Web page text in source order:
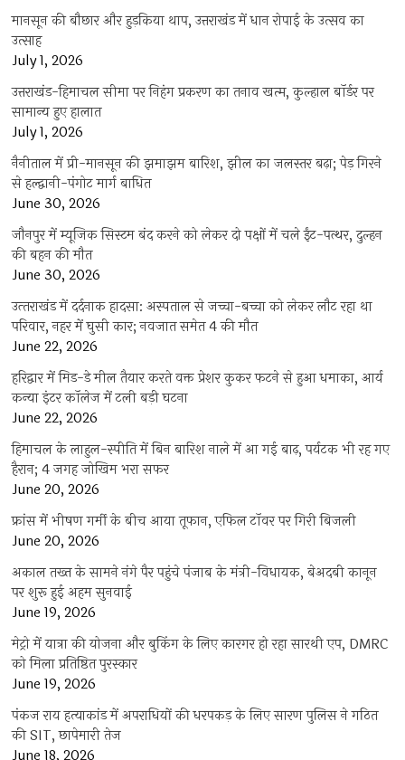
मानसून की बौछार और हुड़किया थाप, उत्तराखंड में धान रोपाई के उत्सव का
उत्साह
July 1, 2026
उत्तराखंड-हिमाचल सीमा पर निहंग प्रकरण का तनाव खत्म, कुल्हाल बॉर्डर पर
सामान्य हुए हालात
July 1, 2026
नैनीताल में प्री-मानसून की झमाझम बारिश, झील का जलस्तर बढ़ा; पेड़ गिरने
से हल्द्वानी-पंगोट मार्ग बाधित
June 30, 2026
जौनपुर में म्यूजिक सिस्टम बंद करने को लेकर दो पक्षों में चले ईंट-पत्थर, दुल्हन
की बहन की मौत
June 30, 2026
उत्‍तराखंड में दर्दनाक हादसा: अस्पताल से जच्चा-बच्चा को लेकर लौट रहा था
परिवार, नहर में घुसी कार; नवजात समेत 4 की मौत
June 22, 2026
हरिद्वार में मिड-डे मील तैयार करते वक्त प्रेशर कुकर फटने से हुआ धमाका, आर्य
कन्या इंटर कॉलेज में टली बड़ी घटना
June 22, 2026
हिमाचल के लाहुल-स्पीति में बिन बारिश नाले में आ गई बाढ़, पर्यटक भी रह गए
हैरान; 4 जगह जोखिम भरा सफर
June 20, 2026
फ्रांस में भीषण गर्मी के बीच आया तूफान, एफिल टॉवर पर गिरी बिजली
June 20, 2026
अकाल तख्त के सामने नंगे पैर पहुंचे पंजाब के मंत्री-विधायक, बेअदबी कानून
पर शुरू हुई अहम सुनवाई
June 19, 2026
मेट्रो में यात्रा की योजना और बुकिंग के लिए कारगर हो रहा सारथी एप, DMRC
को मिला प्रतिष्ठित पुरस्कार
June 19, 2026
पंकज राय हत्याकांड में अपराधियों की धरपकड़ के लिए सारण पुलिस ने गठित
की SIT, छापेमारी तेज